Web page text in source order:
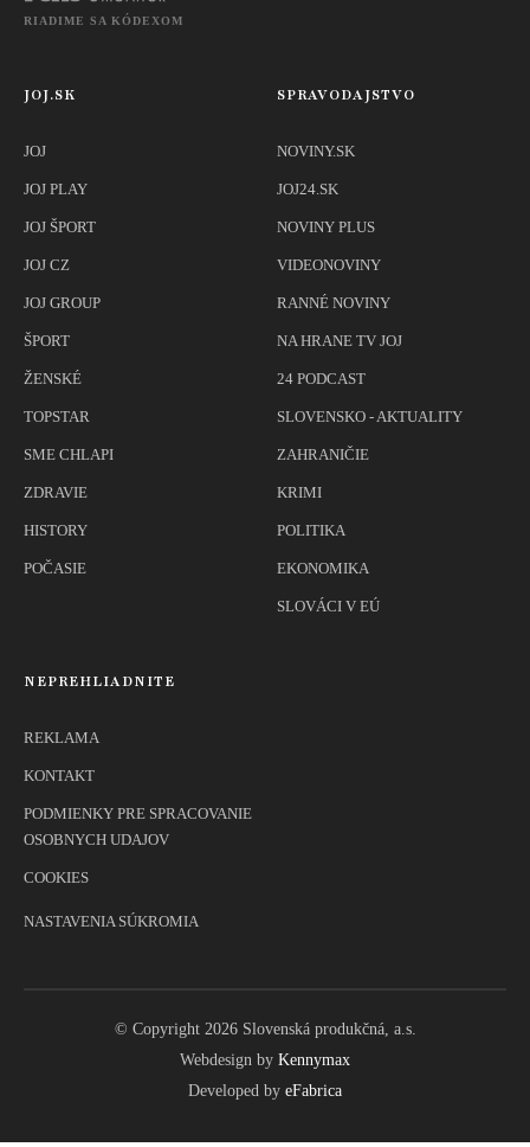
RIADIME SA KÓDEXOM
JOJ.SK
JOJ
JOJ PLAY
JOJ ŠPORT
JOJ CZ
JOJ GROUP
ŠPORT
ŽENSKÉ
TOPSTAR
SME CHLAPI
ZDRAVIE
HISTORY
POČASIE
SPRAVODAJSTVO
NOVINY.SK
JOJ24.SK
NOVINY PLUS
VIDEONOVINY
RANNÉ NOVINY
NA HRANE TV JOJ
24 PODCAST
SLOVENSKO - AKTUALITY
ZAHRANIČIE
KRIMI
POLITIKA
EKONOMIKA
SLOVÁCI V EÚ
NEPREHLIADNITE
REKLAMA
KONTAKT
PODMIENKY PRE SPRACOVANIE
OSOBNYCH UDAJOV
COOKIES
NASTAVENIA SÚKROMIA
© Copyright 2026 Slovenská produkčná, a.s.
Webdesign by Kennymax
Developed by eFabrica